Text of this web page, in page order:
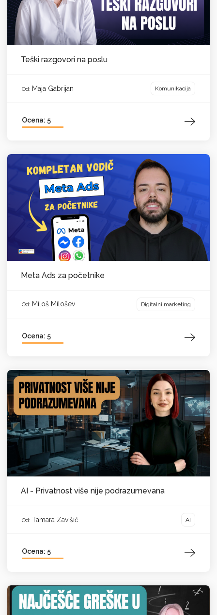
Teški razgovori na poslu
Od: Maja Gabrijan Komunikacija
Ocena: 5
Meta Ads za početnike
Od: Miloš Milošev Digitalni marketing
Ocena: 5
AI - Privatnost više nije podrazumevana
Od: Tamara Zavišić AI
Ocena: 5